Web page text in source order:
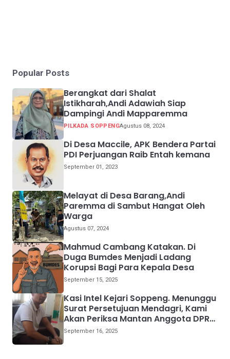
Popular Posts
Berangkat dari Shalat
Istikharah,Andi Adawiah Siap
Dampingi Andi Mapparemma
PILKADA SOPPENGAgustus 08, 2024
Di Desa Maccile, APK Bendera Partai
PDI Perjuangan Raib Entah kemana
September 01, 2023
Melayat di Desa Barang,Andi
Paremma di Sambut Hangat Oleh
Warga
Agustus 07, 2024
Mahmud Cambang Katakan. Di
Duga Bumdes Menjadi Ladang
Korupsi Bagi Para Kepala Desa
September 15, 2025
Kasi Intel Kejari Soppeng. Menunggu
Surat Persetujuan Mendagri, Kami
Akan Periksa Mantan Anggota DPRD
Provinsi Sulsel
September 16, 2025